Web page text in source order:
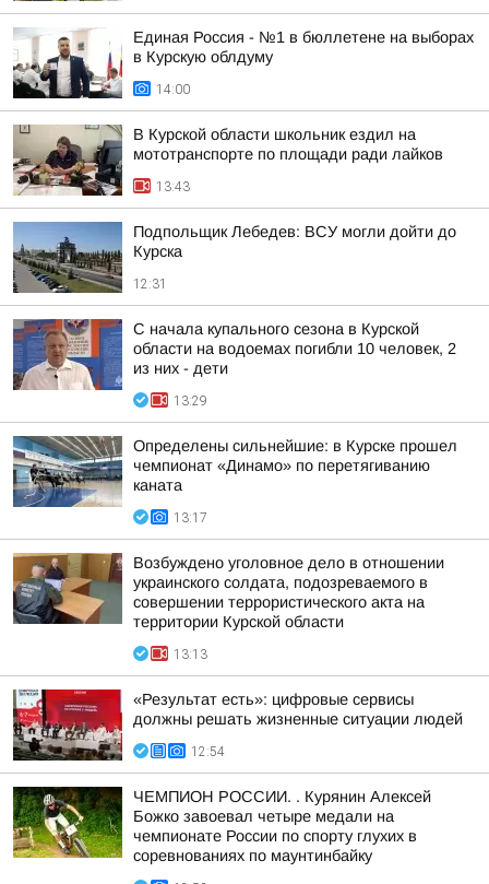
Единая Россия - №1 в бюллетене на выборах
в Курскую облдуму
14:00
В Курской области школьник ездил на
мототранспорте по площади ради лайков
13:43
Подпольщик Лебедев: ВСУ могли дойти до
Курска
12:31
С начала купального сезона в Курской
области на водоемах погибли 10 человек, 2
из них - дети
13:29
Определены сильнейшие: в Курске прошел
чемпионат «Динамо» по перетягиванию
каната
13:17
Возбуждено уголовное дело в отношении
украинского солдата, подозреваемого в
совершении террористического акта на
территории Курской области
13:13
«Результат есть»: цифровые сервисы
должны решать жизненные ситуации людей
12:54
ЧЕМПИОН РОССИИ. . Курянин Алексей
Божко завоевал четыре медали на
чемпионате России по спорту глухих в
соревнованиях по маунтинбайку